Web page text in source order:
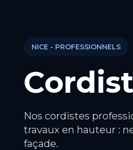
NICE - PROFESSIONNELS
Nos cordistes
travaux en hauteur :
façade.